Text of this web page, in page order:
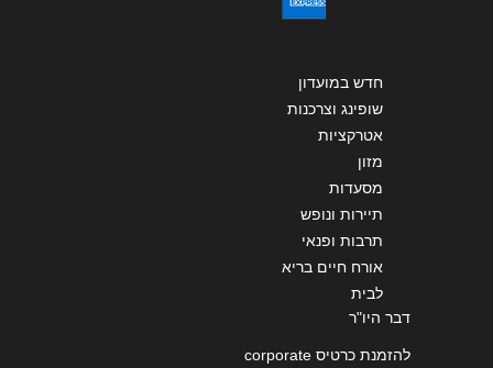
חדש במועדון
שופינג וצרכנות
אטרקציות
מזון
מסעדות
תיירות ונופש
תרבות ופנאי
אורח חיים בריא
לבית
דבר היו"ר
להזמנת כרטיס corporate